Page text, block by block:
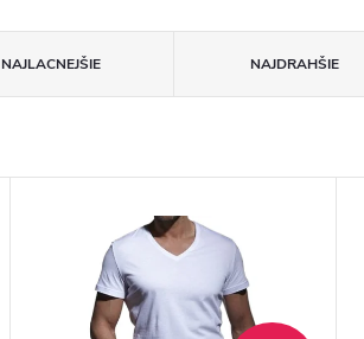
NAJLACNEJŠIE NAJDRAHŠIE